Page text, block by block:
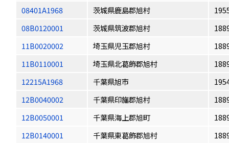
08401A1968
茨城県鹿島郡旭村
08B0120001
茨城県筑波郡旭村
11B0020002
埼玉県児玉郡旭村
11B0110001
埼玉県北葛飾郡旭村
12215A1968
千葉県旭市
12B0040002
千葉県印旛郡旭村
12B0050001
千葉県海上郡旭町
12B0140001
千葉県東葛飾郡旭村